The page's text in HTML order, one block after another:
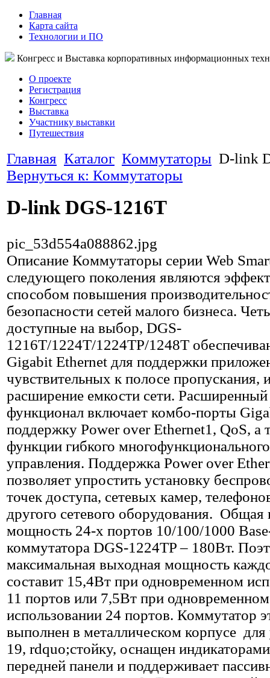
Главная
Карта сайта
Технологии и ПО
Конгресс и Выставка корпоративных информационных
О проекте
Регистрация
Конгресс
Выставка
Участнику выставки
Путешествия
Главная Каталог Коммутаторы D-link
Вернуться к: Коммутаторы
D-link DGS-1216T
pic_53d554a088862.jpg
Описание Коммутаторы серии Web
следующего поколения являются
способом повышения
безопасности сетей малого бизнеса.
доступные на выбор, DGS-
1216T/1224T/1224TP/1248T
Gigabit Ethernet для поддержки
чувствительных к полосе пропускания,
расширение емкости сети. Расширенный
функционал включает комбо-порты
поддержку Power over Ethernet1, QoS, а
функции гибкого многофункционального
управления. Поддержка Power over
позволяет упростить установку
точек доступа, сетевых камер,
другого сетевого оборудования. Общая
мощность 24-х портов 10/100/1000
коммутатора DGS-1224TP – 180Вт.
максимальная выходная мощность
составит 15,4Вт при одновременном
11 портов или 7,5Вт при одновременном
использовании 24 портов. Коммутатор
выполнен в металлическом корпусе для
19, rdquo;стойку, оснащен
передней панели и поддерживает